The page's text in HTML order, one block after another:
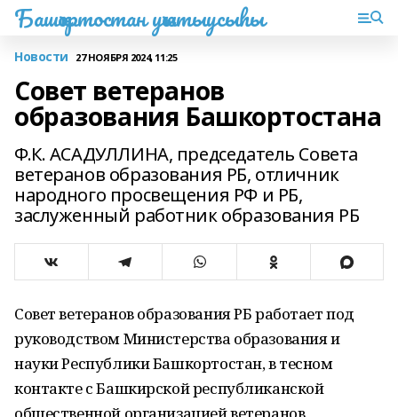
Башҡортостан уҡытыусыһы
Новости 27 НОЯБРЯ 2024, 11:25
Совет ветеранов
образования Башкортостана
Ф.К. АСАДУЛЛИНА, председатель Совета
ветеранов образования РБ, отличник
народного просвещения РФ и РБ,
заслуженный работник образования РБ
Совет ветеранов образования РБ работает под
руководством Министерства образования и
науки Республики Башкортостан, в тесном
контакте с Башкирской республиканской